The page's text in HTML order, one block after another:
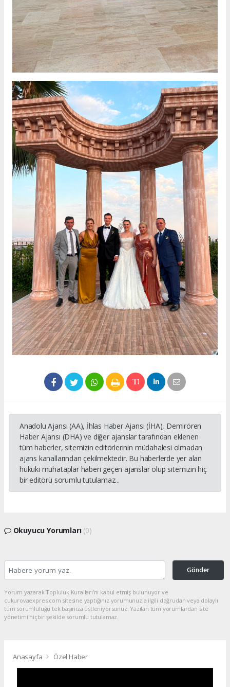
Anadolu Ajansı (AA), İhlas Haber Ajansı (İHA), Demirören
Haber Ajansı (DHA) ve diğer ajanslar tarafından eklenen
tüm haberler, sitemizin editörlerinin müdahalesi olmadan
ajans kanallarından çekilmektedir. Bu haberlerde yer alan
hukuki muhataplar haberi geçen ajanslar olup sitemizin hiç
bir editörü sorumlu tutulamaz...
Okuyucu Yorumları (0)
Gönder
Yorum yazarak Topluluk Kuralları’nı kabul etmiş bulunuyor ve
cukurovaexpres.com sitesine yaptığınız yorumunuzla ilgili doğrudan veya dolaylı
tüm sorumluluğu tek başınıza üstleniyorsunuz. Yazılan tüm yorumlardan site
yönetimi hiçbir şekilde sorumlu tutulamaz.
Anasayfa Özel Haber